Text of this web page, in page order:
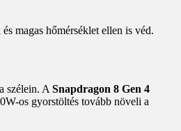
magas hőmérséklet ellen is véd.
szélein. ASnapdragon 8 Gen 4
os gyorstöltés tovább növeli a